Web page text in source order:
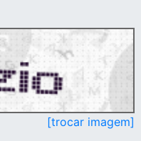
[trocar imagem]